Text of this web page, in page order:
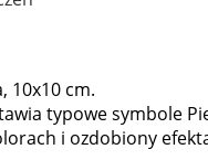
10x10 cm.
typowe symbole
i ozdobiony